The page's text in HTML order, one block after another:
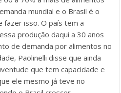
mundial e o Brasil é o
fazer isso. O país tem a
produção daqui a 30 anos
de demanda por alimentos no
Paolinelli disse que ainda
que tem capacidade e
ele mesmo já teve no